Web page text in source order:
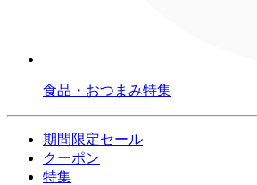
食品・おつまみ特集
期間限定セール
クーポン
特集